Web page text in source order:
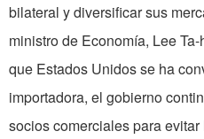
bilateral y diversificar sus
ministro de Economía, Lee
que Estados Unidos se ha
importadora, el gobierno
socios comerciales para